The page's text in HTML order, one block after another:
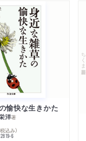
愉快な生きかた
洋著
込み）
6
ちくま新書